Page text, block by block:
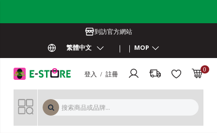
到訪官方網站
繁體中文
MOP
登入 / 註冊
0